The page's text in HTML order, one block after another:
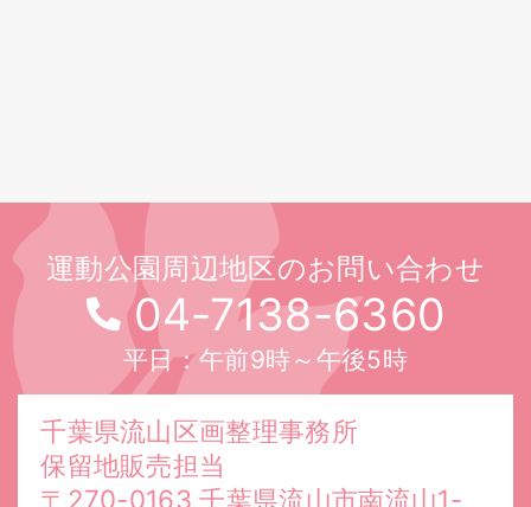
運動公園周辺地区のお問い合わせ
04-7138-6360
平日：午前9時～午後5時
千葉県流山区画整理事務所
保留地販売担当
〒270-0163 千葉県流山市南流山1-